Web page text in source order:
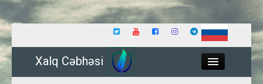
Xalq Cəbhəsi